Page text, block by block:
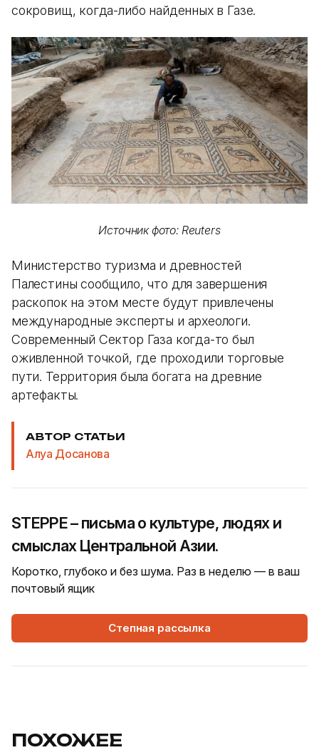
сокровищ, когда-либо найденных в Газе.
Источник фото: Reuters
Министерство туризма и древностей
Палестины сообщило, что для завершения
раскопок на этом месте будут привлечены
международные эксперты и археологи.
Современный Сектор Газа когда-то был
оживленной точкой, где проходили торговые
пути. Территория была богата на древние
артефакты.
АВТОР СТАТЬИ
Алуа Досанова
STEPPE – письма о культуре, людях и
смыслах Центральной Азии.
Коротко, глубоко и без шума. Раз в неделю — в ваш
почтовый ящик
Степная рассылка
ПОХОЖЕЕ